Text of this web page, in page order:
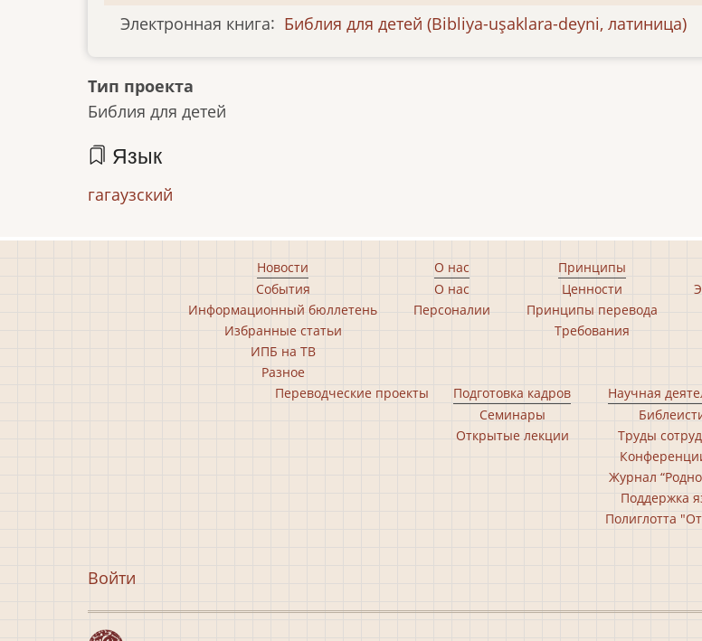
Электронная книга: Библия для детей (Bibliya-uşaklara-deyni, латиница)
Тип проекта
Библия для детей
Язык
гагаузский
Новости
События
Информационный бюллетень
Избранные статьи
ИПБ на ТВ
Разное
О нас
О нас
Персоналии
Принципы
Ценности
Принципы перевода
Требования
Переводческие проекты
Подготовка кадров
Семинары
Открытые лекции
Научная
Труды
Журнал
Поддержка
Полиглотта
Меню
записи
Войти